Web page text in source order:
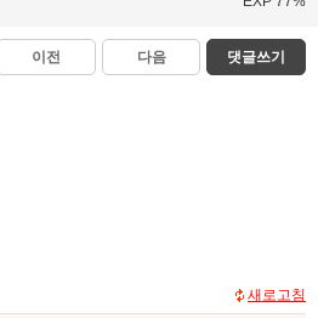
이전 다음 댓글쓰기
새로고침